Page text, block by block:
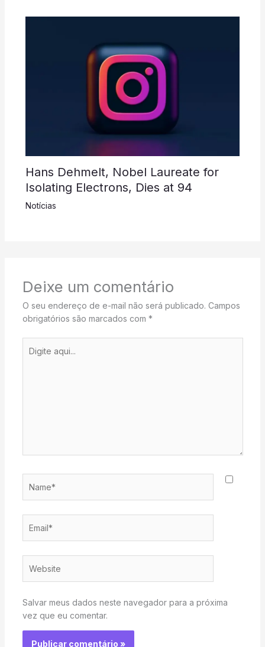
Hans Dehmelt, Nobel Laureate for
Isolating Electrons, Dies at 94
Notícias
Deixe um comentário
O seu endereço de e-mail não será publicado. Campos
obrigatórios são marcados com *
aqui...
Salvar meus dados neste navegador para a próxima
vez que eu comentar.